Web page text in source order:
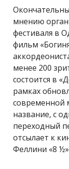
мнению
фестиваля в
фильм
менее 200
состоится в
рамках
современной
название, с
переходный
отсылает к
Феллини «8